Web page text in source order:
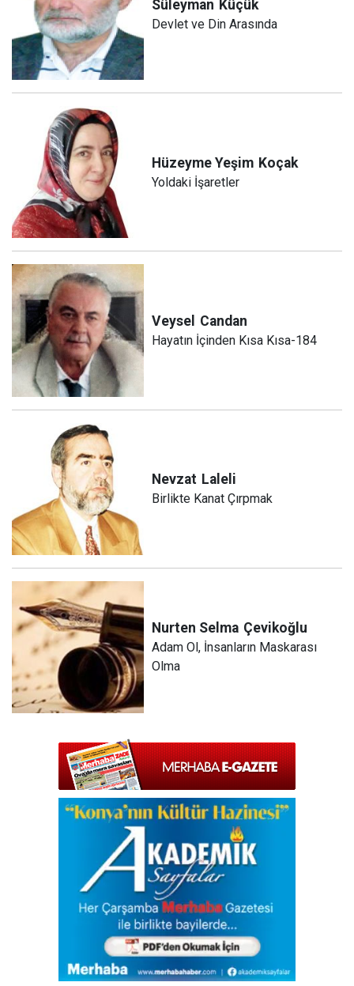
Süleyman Küçük
Devlet ve Din Arasında
Hüzeyme Yeşim Koçak
Yoldaki İşaretler
Veysel Candan
Hayatın İçinden Kısa Kısa-184
Nevzat Laleli
Birlikte Kanat Çırpmak
Nurten Selma Çevikoğlu
Adam Ol, İnsanların Maskarası
Olma